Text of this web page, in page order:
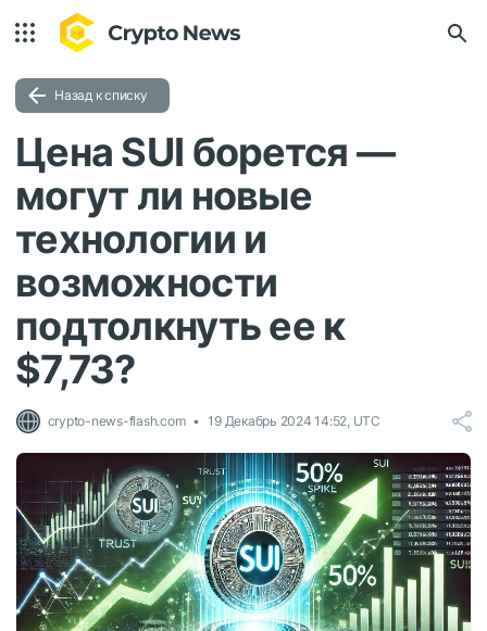
Назад к списку
Цена SUI борется —
могут ли новые
технологии и
возможности
подтолкнуть ее к
$7,73?
crypto-news-flash.com 19 Декабрь 2024 14:52, UTC